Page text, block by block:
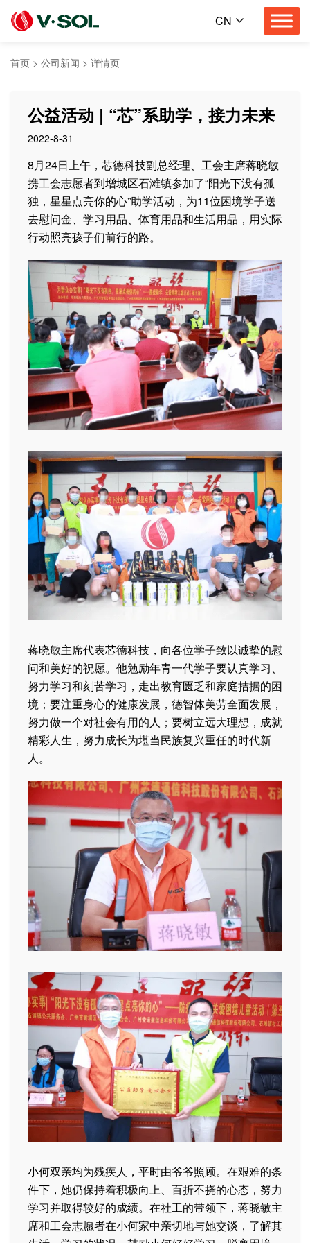
CN
首页 > 公司新闻 > 详情页
公益活动 | “芯”系助学，接力未来
2022-8-31
8月24日上午，芯德科技副总经理、工会主席蒋晓敏
携工会志愿者到增城区石滩镇参加了“阳光下没有孤
独，星星点亮你的心”助学活动，为11位困境学子送
去慰问金、学习用品、体育用品和生活用品，用实际
行动照亮孩子们前行的路。
蒋晓敏主席代表芯德科技，向各位学子致以诚挚的慰
问和美好的祝愿。他勉励年青一代学子要认真学习、
努力学习和刻苦学习，走出教育匮乏和家庭拮据的困
境；要注重身心的健康发展，德智体美劳全面发展，
努力做一个对社会有用的人；要树立远大理想，成就
精彩人生，努力成长为堪当民族复兴重任的时代新
人。
小何双亲均为残疾人，平时由爷爷照顾。在艰难的条
件下，她仍保持着积极向上、百折不挠的心态，努力
学习并取得较好的成绩。在社工的带领下，蒋晓敏主
席和工会志愿者在小何家中亲切地与她交谈，了解其